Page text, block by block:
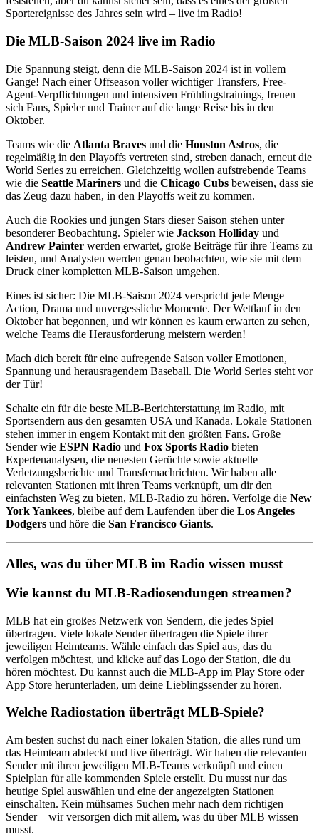
Sportereignisse des Jahres sein wird – live im Radio!
Die MLB-Saison 2024 live im Radio
Die Spannung steigt, denn die MLB-Saison 2024 ist in vollem
Gange! Nach einer Offseason voller wichtiger Transfers, Free-
Agent-Verpflichtungen und intensiven Frühlingstrainings, freuen
sich Fans, Spieler und Trainer auf die lange Reise bis in den
Oktober.
Teams wie die Atlanta Braves und die Houston Astros, die
regelmäßig in den Playoffs vertreten sind, streben danach, erneut die
World Series zu erreichen. Gleichzeitig wollen aufstrebende Teams
wie die Seattle Mariners und die Chicago Cubs beweisen, dass sie
das Zeug dazu haben, in den Playoffs weit zu kommen.
Auch die Rookies und jungen Stars dieser Saison stehen unter
besonderer Beobachtung. Spieler wie Jackson Holliday und
Andrew Painter werden erwartet, große Beiträge für ihre Teams zu
leisten, und Analysten werden genau beobachten, wie sie mit dem
Druck einer kompletten MLB-Saison umgehen.
Eines ist sicher: Die MLB-Saison 2024 verspricht jede Menge
Action, Drama und unvergessliche Momente. Der Wettlauf in den
Oktober hat begonnen, und wir können es kaum erwarten zu sehen,
welche Teams die Herausforderung meistern werden!
Mach dich bereit für eine aufregende Saison voller Emotionen,
Spannung und herausragendem Baseball. Die World Series steht vor
der Tür!
Schalte ein für die beste MLB-Berichterstattung im Radio, mit
Sportsendern aus den gesamten USA und Kanada. Lokale Stationen
stehen immer in engem Kontakt mit den größten Fans. Große
Sender wie ESPN Radio und Fox Sports Radio bieten
Expertenanalysen, die neuesten Gerüchte sowie aktuelle
Verletzungsberichte und Transfernachrichten. Wir haben alle
relevanten Stationen mit ihren Teams verknüpft, um dir den
einfachsten Weg zu bieten, MLB-Radio zu hören. Verfolge die New
York Yankees, bleibe auf dem Laufenden über die Los Angeles
Dodgers und höre die San Francisco Giants.
Alles, was du über MLB im Radio wissen musst
Wie kannst du MLB-Radiosendungen streamen?
MLB hat ein großes Netzwerk von Sendern, die jedes Spiel
übertragen. Viele lokale Sender übertragen die Spiele ihrer
jeweiligen Heimteams. Wähle einfach das Spiel aus, das du
verfolgen möchtest, und klicke auf das Logo der Station, die du
hören möchtest. Du kannst auch die MLB-App im Play Store oder
App Store herunterladen, um deine Lieblingssender zu hören.
Welche Radiostation überträgt MLB-Spiele?
Am besten suchst du nach einer lokalen Station, die alles rund um
das Heimteam abdeckt und live überträgt. Wir haben die relevanten
Sender mit ihren jeweiligen MLB-Teams verknüpft und einen
Spielplan für alle kommenden Spiele erstellt. Du musst nur das
heutige Spiel auswählen und eine der angezeigten Stationen
einschalten. Kein mühsames Suchen mehr nach dem richtigen
Sender – wir versorgen dich mit allem, was du über MLB wissen
musst.